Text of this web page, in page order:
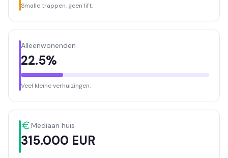
Smalle trappen, geen lift.
Alleenwonenden
22.5%
Veel kleine verhuizingen.
Mediaan huis
315.000 EUR